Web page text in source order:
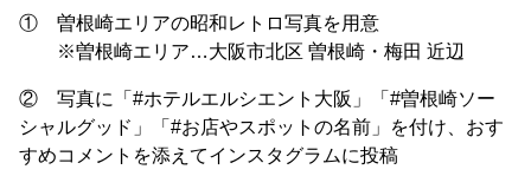
① 曽根崎エリアの昭和レトロ写真を用意
※曽根崎エリア…大阪市北区 曽根崎・梅田 近辺
② 写真に「#ホテルエルシエント大阪」「#曽根崎ソー
シャルグッド」「#お店やスポットの名前」を付け、おす
すめコメントを添えてインスタグラムに投稿